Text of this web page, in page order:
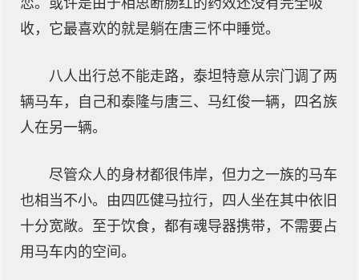
恋。或许是由于相思断肠红的药效还没有完全吸
收，它最喜欢的就是躺在唐三怀中睡觉。
八人出行总不能走路，泰坦特意从宗门调了两
辆马车，自己和泰隆与唐三、马红俊一辆，四名族
人在另一辆。
尽管众人的身材都很伟岸，但力之一族的马车
也相当不小。由四匹健马拉行，四人坐在其中依旧
十分宽敞。至于饮食，都有魂导器携带，不需要占
用马车内的空间。